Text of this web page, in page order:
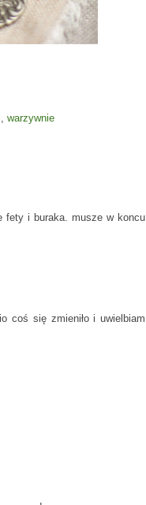
, warzywnie
fety i buraka. musze w koncu
coś się zmieniło i uwielbiam